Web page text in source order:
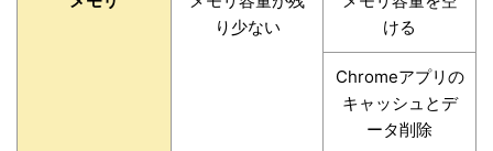
り少ない
ける
Chromeアプリの
キャッシュとデ
ータ削除